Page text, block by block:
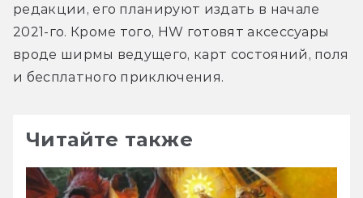
редакции, его планируют издать в начале
2021-го. Кроме того, HW готовят аксессуары
вроде ширмы ведущего, карт состояний, поля
и бесплатного приключения.
Читайте также